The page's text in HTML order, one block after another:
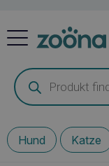
Products
search
Hund Katze